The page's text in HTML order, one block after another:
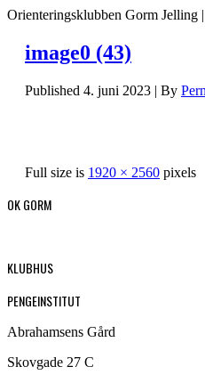
Orienteringsklubben Gorm Jelling
image0 (43)
Published 4. juni 2023 | By
Full size is 1920 × 2560 pixels
OK GORM
KLUBHUS
PENGEINSTITUT
Abrahamsens Gård
Skovgade 27 C